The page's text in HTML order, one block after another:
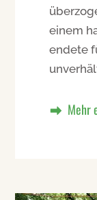
einem
endete